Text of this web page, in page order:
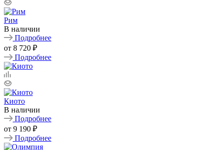
Рим
В наличии
Подробнее
от 8 720 ₽
Подробнее
Киото
В наличии
Подробнее
от 9 190 ₽
Подробнее